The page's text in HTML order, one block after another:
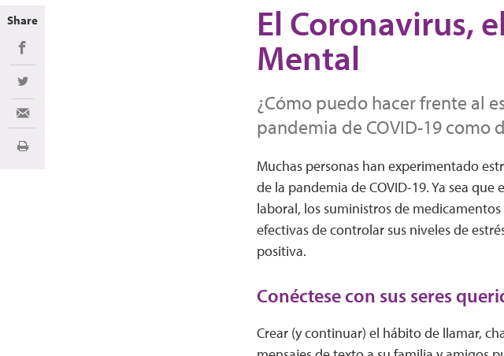
El Coronavirus,
Mental
¿Cómo puedo hacer frente al
pandemia de COVID-19 como
Muchas personas han experimentado
de la pandemia de COVID-19. Ya sea
laboral, los suministros de
efectivas de controlar sus niveles de
positiva.
Conéctese con sus seres
Crear (y continuar) el hábito de llamar,
Share
Share on Facebook
Share on Twitter
Share via Email
Imprimir